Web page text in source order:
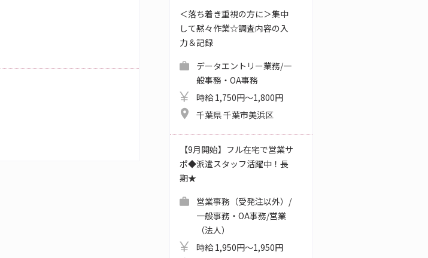
＜落ち着き重視の方に＞集中
して黙々作業☆調査内容の入
力＆記録
データエントリー業務/一
般事務・OA事務
時給 1,750円～1,800円
千葉県 千葉市美浜区
【9月開始】フル在宅で営業サ
ポ◆派遣スタッフ活躍中！長
期★
営業事務（受発注以外）/
一般事務・OA事務/営業
（法人）
時給 1,950円～1,950円